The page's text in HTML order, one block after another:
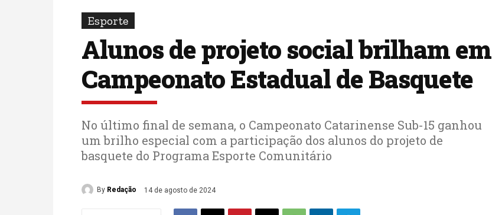
Esporte
Alunos de projeto social brilham em
Campeonato Estadual de Basquete
No último final de semana, o Campeonato Catarinense Sub-15 ganhou
um brilho especial com a participação dos alunos do projeto de
basquete do Programa Esporte Comunitário
By Redação 14 de agosto de 2024